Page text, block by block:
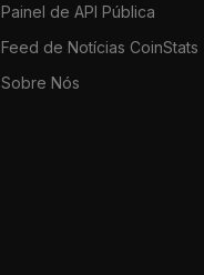
Painel de API Pública
Feed de Notícias CoinStats
Sobre Nós